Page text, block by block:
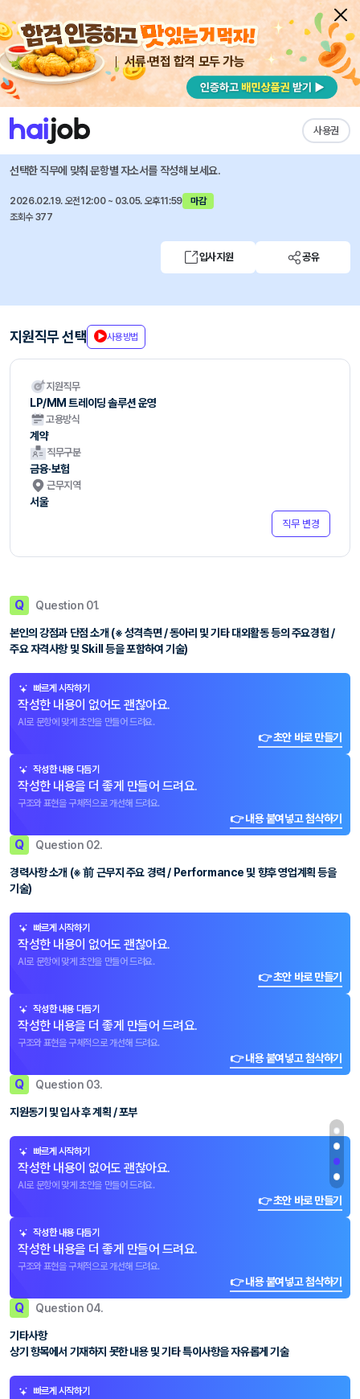
서류·면접 합격 모두 가능
사용권
채용공고 자소서 자유항목 자소서 내 작성목록
하나증권 즐겨찾기
Quant실 경력직 채용
선택한 직무에 맞춰 문항별 자소서를 작성해 보세요.
2026.02.19. 오전12:00 ~ 03.05. 오후11:59
마감
조회수 377
입사지원 공유
지원직무 선택 사용방법
지원직무
LP/MM 트레이딩 솔루션 운영
고용방식
계약
직무구분
금융·보험
근무지역
서울
직무 변경
Q Question 01.
본인의 강점과 단점 소개 (※ 성격측면 / 동아리 및 기타 대외활동 등의 주요경험 /
주요 자격사항 및 Skill 등을 포함하여 기술)
빠르게 시작하기
작성한 내용이 없어도 괜찮아요.
AI로 문항에 맞게 초안을 만들어 드려요.
👉 초안 바로 만들기
작성한 내용 다듬기
작성한 내용을 더 좋게 만들어 드려요.
구조와 표현을 구체적으로 개선해 드려요.
👉 내용 붙여넣고 첨삭하기
Q Question 02.
경력사항 소개 (※ 前 근무지 주요 경력 / Performance 및 향후 영업계획 등을
기술)
빠르게 시작하기
작성한 내용이 없어도 괜찮아요.
AI로 문항에 맞게 초안을 만들어 드려요.
👉 초안 바로 만들기
작성한 내용 다듬기
작성한 내용을 더 좋게 만들어 드려요.
구조와 표현을 구체적으로 개선해 드려요.
👉 내용 붙여넣고 첨삭하기
Q Question 03.
지원동기 및 입사 후 계획 / 포부
빠르게 시작하기
작성한 내용이 없어도 괜찮아요.
AI로 문항에 맞게 초안을 만들어 드려요.
👉 초안 바로 만들기
작성한 내용 다듬기
작성한 내용을 더 좋게 만들어 드려요.
구조와 표현을 구체적으로 개선해 드려요.
👉 내용 붙여넣고 첨삭하기
Q Question 04.
기타사항
상기 항목에서 기재하지 못한 내용 및 기타 특이사항을 자유롭게 기술
빠르게 시작하기